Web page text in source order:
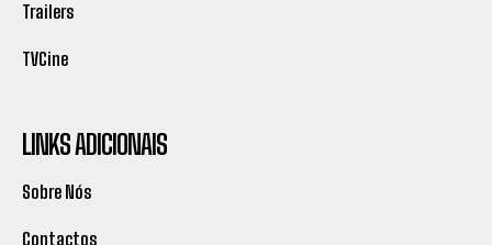
Trailers
TVCine
LINKS ADICIONAIS
Sobre Nós
Contactos